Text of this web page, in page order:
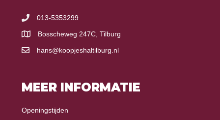
013-5353299
Bosscheweg 247C, Tilburg
hans@koopjeshaltilburg.nl
MEER INFORMATIE
Openingstijden